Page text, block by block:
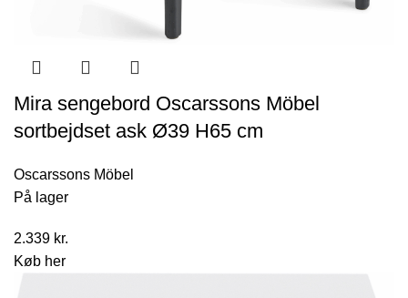
Mira sengebord Oscarssons Möbel
sortbejdset ask Ø39 H65 cm
Oscarssons Möbel
På lager
2.339 kr.
Køb her